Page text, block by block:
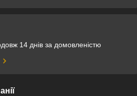
14 днів за домовленістю